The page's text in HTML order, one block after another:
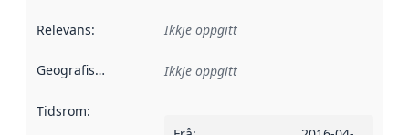
Relevans: Ikkje oppgitt
Geografisk område Ikkje oppgitt
Tidsrom: